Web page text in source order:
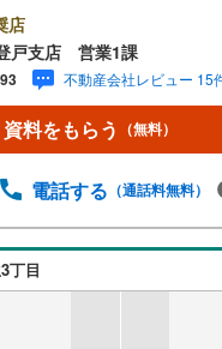
ト！◆◇◆◇田園都市線「宮前
好な立地！◇◆■条件なし売地
カーで施工可能！■東名川崎IC
便利な立地！■間取り作成も
宅ローンのご相談、お住み替
話・インターネットからお気
すくなっております。人気物
見学をする」ボタンよりご予
ーズです。不動産に関わるご
問い合わせ下さいませ。
店
戸支店 営業1課
不動産会社レビュー 15
資料をもらう （無料）
電話する （通話料無料）
丁目